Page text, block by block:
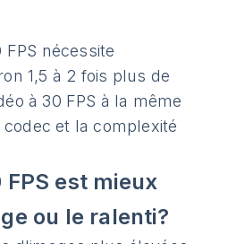
FPS nécessite
1,5 à 2 fois plus de
à 30 FPS à la même
et la complexité
est mieux
ou le ralenti?